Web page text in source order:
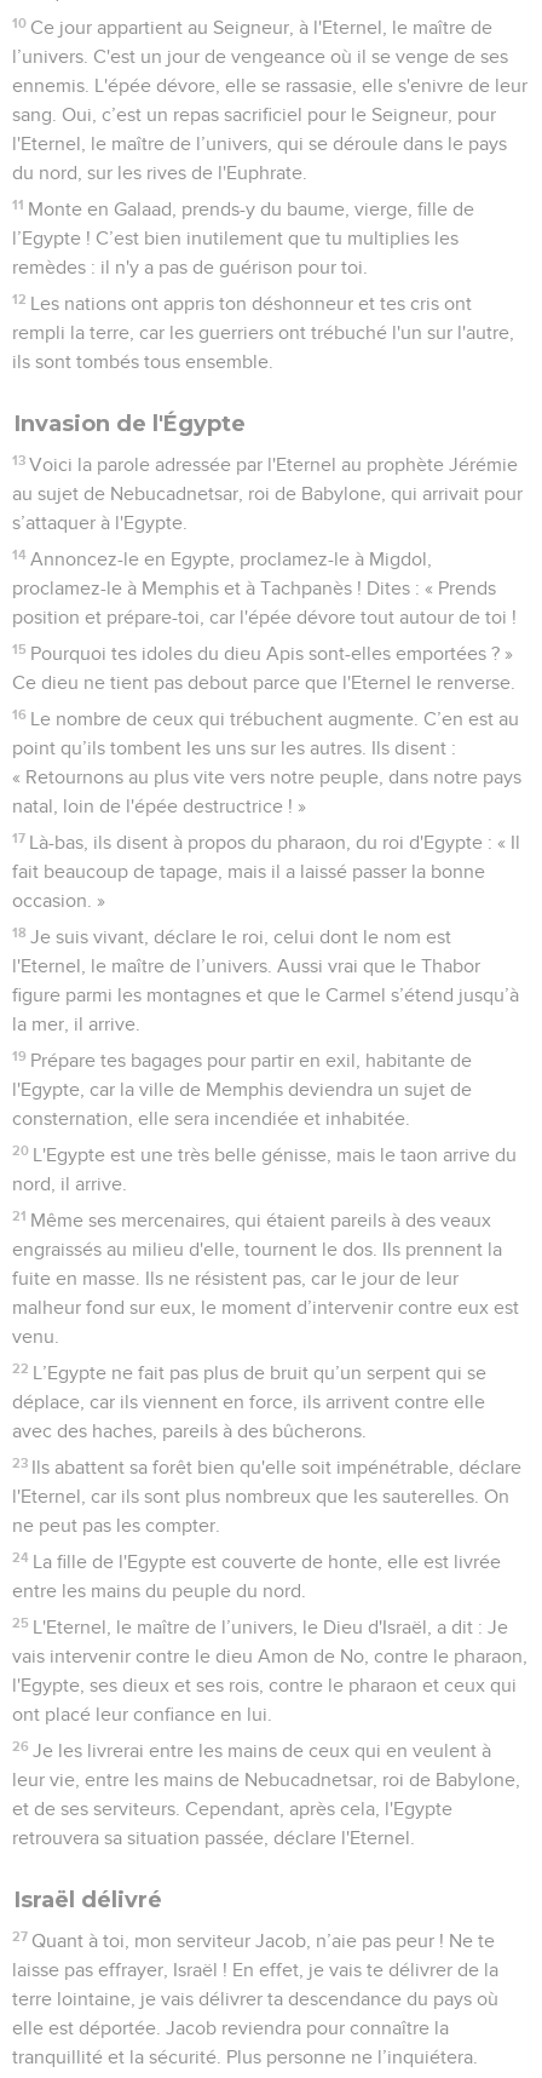
10 Ce jour appartient au Seigneur, à l'Eternel, le maître de
l’univers. C'est un jour de vengeance où il se venge de ses
ennemis. L'épée dévore, elle se rassasie, elle s'enivre de leur
sang. Oui, c’est un repas sacrificiel pour le Seigneur, pour
l'Eternel, le maître de l’univers, qui se déroule dans le pays
du nord, sur les rives de l'Euphrate.
11 Monte en Galaad, prends-y du baume, vierge, fille de
l’Egypte ! C’est bien inutilement que tu multiplies les
remèdes : il n'y a pas de guérison pour toi.
12 Les nations ont appris ton déshonneur et tes cris ont
rempli la terre, car les guerriers ont trébuché l'un sur l'autre,
ils sont tombés tous ensemble.
Invasion de l'Égypte
13 Voici la parole adressée par l'Eternel au prophète Jérémie
au sujet de Nebucadnetsar, roi de Babylone, qui arrivait pour
s’attaquer à l'Egypte.
14 Annoncez-le en Egypte, proclamez-le à Migdol,
proclamez-le à Memphis et à Tachpanès ! Dites : « Prends
position et prépare-toi, car l'épée dévore tout autour de toi !
15 Pourquoi tes idoles du dieu Apis sont-elles emportées ? »
Ce dieu ne tient pas debout parce que l'Eternel le renverse.
16 Le nombre de ceux qui trébuchent augmente. C’en est au
point qu’ils tombent les uns sur les autres. Ils disent :
« Retournons au plus vite vers notre peuple, dans notre pays
natal, loin de l'épée destructrice ! »
17 Là-bas, ils disent à propos du pharaon, du roi d'Egypte : « Il
fait beaucoup de tapage, mais il a laissé passer la bonne
occasion. »
18 Je suis vivant, déclare le roi, celui dont le nom est
l'Eternel, le maître de l’univers. Aussi vrai que le Thabor
figure parmi les montagnes et que le Carmel s’étend jusqu’à
la mer, il arrive.
19 Prépare tes bagages pour partir en exil, habitante de
l'Egypte, car la ville de Memphis deviendra un sujet de
consternation, elle sera incendiée et inhabitée.
20 L'Egypte est une très belle génisse, mais le taon arrive du
nord, il arrive.
21 Même ses mercenaires, qui étaient pareils à des veaux
engraissés au milieu d'elle, tournent le dos. Ils prennent la
fuite en masse. Ils ne résistent pas, car le jour de leur
malheur fond sur eux, le moment d’intervenir contre eux est
venu.
22 L’Egypte ne fait pas plus de bruit qu’un serpent qui se
déplace, car ils viennent en force, ils arrivent contre elle
avec des haches, pareils à des bûcherons.
23 Ils abattent sa forêt bien qu'elle soit impénétrable, déclare
l'Eternel, car ils sont plus nombreux que les sauterelles. On
ne peut pas les compter.
24 La fille de l'Egypte est couverte de honte, elle est livrée
entre les mains du peuple du nord.
25 L'Eternel, le maître de l’univers, le Dieu d'Israël, a dit : Je
vais intervenir contre le dieu Amon de No, contre le pharaon,
l'Egypte, ses dieux et ses rois, contre le pharaon et ceux qui
ont placé leur confiance en lui.
26 Je les livrerai entre les mains de ceux qui en veulent à
leur vie, entre les mains de Nebucadnetsar, roi de Babylone,
et de ses serviteurs. Cependant, après cela, l'Egypte
retrouvera sa situation passée, déclare l'Eternel.
Israël délivré
27 Quant à toi, mon serviteur Jacob, n’aie pas peur ! Ne te
laisse pas effrayer, Israël ! En effet, je vais te délivrer de la
terre lointaine, je vais délivrer ta descendance du pays où
elle est déportée. Jacob reviendra pour connaître la
tranquillité et la sécurité. Plus personne ne l’inquiétera.